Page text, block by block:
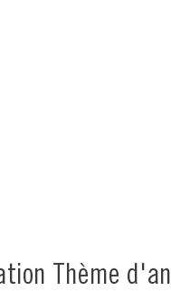
Thème